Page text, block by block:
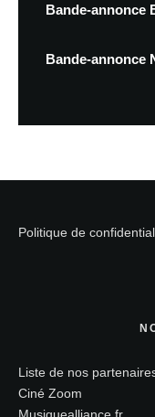
Bande-annonce
Bande-annonce
Politique de
Liste de nos
Ciné Zoom
Musiquealliance.fr